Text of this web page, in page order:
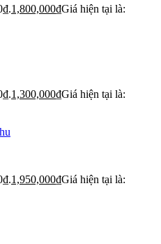
1,800,000₫Giá hiện tại là:
1,300,000₫Giá hiện tại là:
1,950,000₫Giá hiện tại là: